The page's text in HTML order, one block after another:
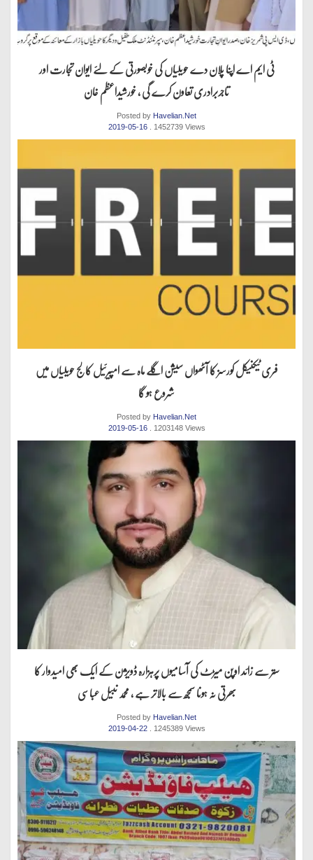
ٹی ایم اے اپنا پلان دے حویلیاں کی خوبصورتی کے لئے ایوان تجارت اور
تاجربرادری تعاون کرے گی ، خورشیداعظم خان
Posted by Havelian.Net
2019-05-16 . 1452739 Views
فری ٹیکنیکل کورسز کا آٹھواں سیشن اگلے ماہ سے امپیرئیل کالج حویلیاں میں
شروع ہو گا
Posted by Havelian.Net
2019-05-16
. 1203148 Views
ستر سے زائد اوپن میڑٹ کی آسامیوں پرہزارہ ڈویژن کے ایک بھی امیدوار کا
بھرتی نہ ہونا سمجھ سے بالاتر ہے ، محمد نبیل عباسی
Posted by Havelian.Net
2019-04-22 . 1245389 Views